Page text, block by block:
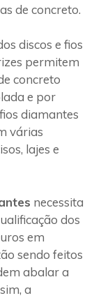
de concreto.
discos e fios
permitem
concreto
e por
diamantes
várias
lajes e
necessita
dos
em
sendo feitos
abalar a
a